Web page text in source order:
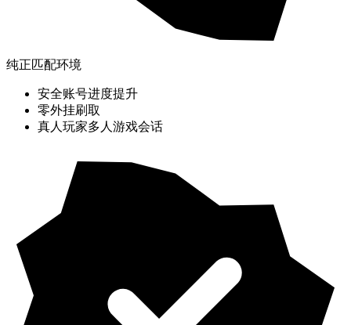
纯正匹配环境
安全账号进度提升
零外挂刷取
真人玩家多人游戏会话